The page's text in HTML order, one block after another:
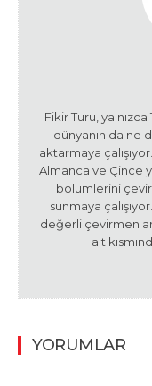
Fikir Turu,
dünyanın da ne
aktarmaya
Almanca ve Çince
bölümlerini
sunmaya
değerli çevirmen
alt
YORUMLAR